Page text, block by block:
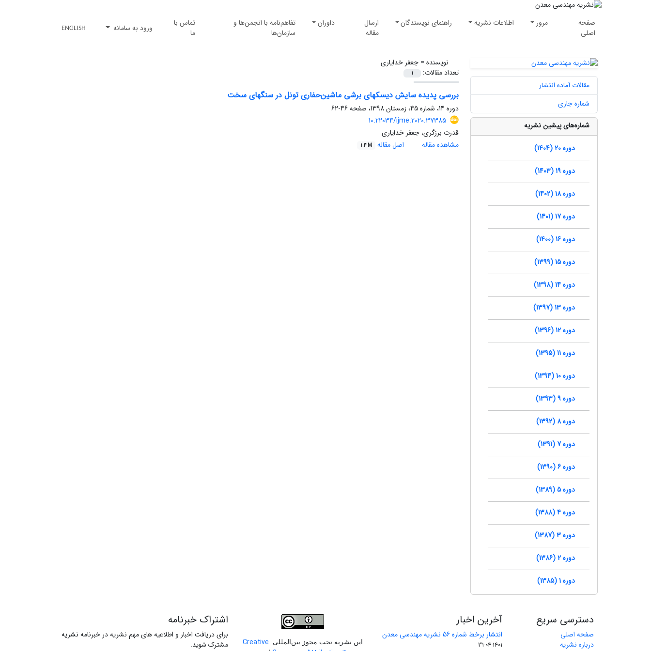
صفحه
اصلی
مرور اطلاعات نشریه راهنمای نویسندگان
ارسال
مقاله
داوران
تفاهم‌نامه با انجمن‌ها و
سازمان‌ها
تماس با
ما
ورود به سامانه ENGLISH
نویسنده =جعفر خدایاری
تعداد مقالات:
1
بررسی پدیده سایش دیسکهای برشی ماشین‌حفاری تونل در سنگهای سخت
دوره 14، شماره 45، زمستان 1398، صفحه
46-62
10.22034/ijme.2020.37385
قدرت برزگری، جعفر خدایاری
مشاهده مقاله
اصل مقاله 1.4 M
مقالات آماده انتشار
شماره جاری
شماره‌های پیشین نشریه
دوره 20 (1404)
دوره 19 (1403)
دوره 18 (1402)
دوره 17 (1401)
دوره 16 (1400)
دوره 15 (1399)
دوره 14 (1398)
دوره 13 (1397)
دوره 12 (1396)
دوره 11 (1395)
دوره 10 (1394)
دوره 9 (1393)
دوره 8 (1392)
دوره 7 (1391)
دوره 6 (1390)
دوره 5 (1389)
دوره 4 (1388)
دوره 3 (1387)
دوره 2 (1386)
دوره 1 (1385)
دسترسی سریع
صفحه اصلی
درباره نشریه
آخرین اخبار
انتشار برخط شماره 56 نشریه مهندسی معدن
1401-04-31 این نشریه تحت مجوز بین‌المللی
Creative
اشتراک خبرنامه
برای دریافت اخبار و اطلاعیه های مهم نشریه در خبرنامه نشریه
مشترک شوید.